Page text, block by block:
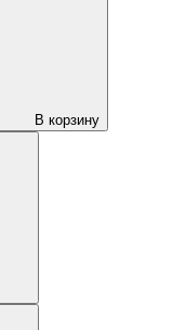
В корзину